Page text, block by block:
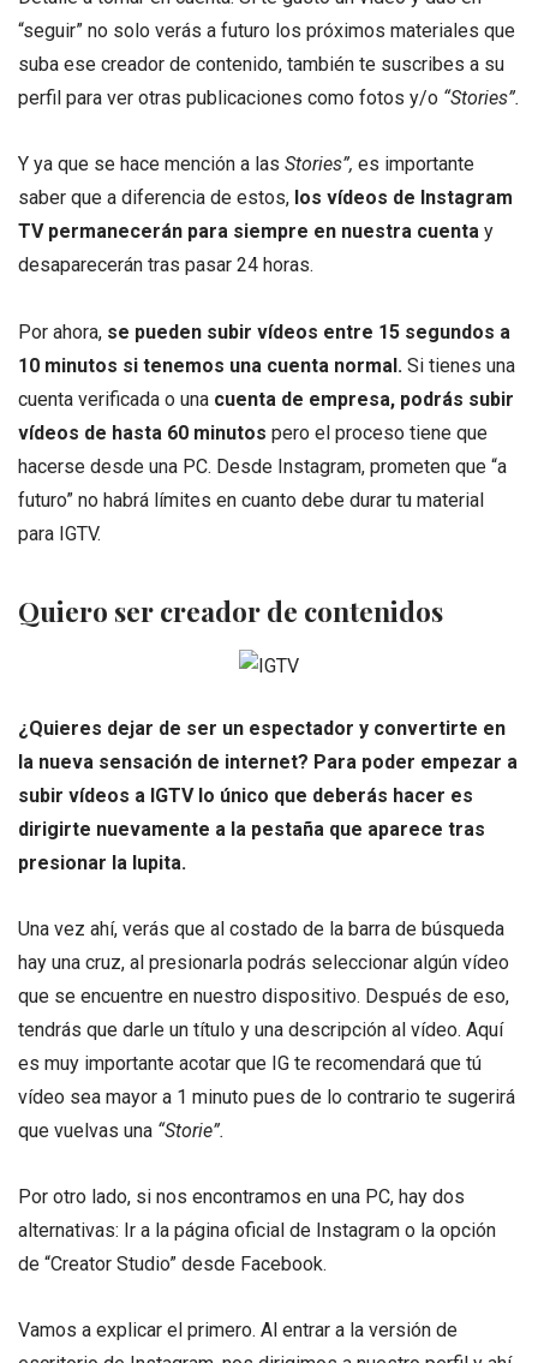
“seguir” no solo verás a futuro los próximos materiales que
suba ese creador de contenido, también te suscribes a su
perfil para ver otras publicaciones como fotos y/o “Stories”.
Y ya que se hace mención a las Stories”, es importante
saber que a diferencia de estos, los vídeos de Instagram
TV permanecerán para siempre en nuestra cuenta y
desaparecerán tras pasar 24 horas.
Por ahora, se pueden subir vídeos entre 15 segundos a
10 minutos si tenemos una cuenta normal. Si tienes una
cuenta verificada o una cuenta de empresa, podrás subir
vídeos de hasta 60 minutos pero el proceso tiene que
hacerse desde una PC. Desde Instagram, prometen que “a
futuro” no habrá límites en cuanto debe durar tu material
para IGTV.
Quiero ser creador de contenidos
¿Quieres dejar de ser un espectador y convertirte en
la nueva sensación de internet? Para poder empezar a
subir vídeos a IGTV lo único que deberás hacer es
dirigirte nuevamente a la pestaña que aparece tras
presionar la lupita.
Una vez ahí, verás que al costado de la barra de búsqueda
hay una cruz, al presionarla podrás seleccionar algún vídeo
que se encuentre en nuestro dispositivo. Después de eso,
tendrás que darle un título y una descripción al vídeo. Aquí
es muy importante acotar que IG te recomendará que tú
vídeo sea mayor a 1 minuto pues de lo contrario te sugerirá
que vuelvas una “Storie”.
Por otro lado, si nos encontramos en una PC, hay dos
alternativas: Ir a la página oficial de Instagram o la opción
de “Creator Studio” desde Facebook.
Vamos a explicar el primero. Al entrar a la versión de